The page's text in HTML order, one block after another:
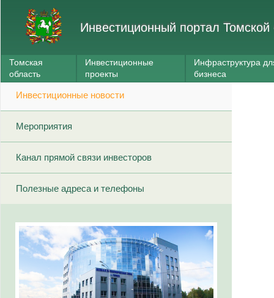
Инвестиционный портал Томской
Томская
область
Инвестиционные
проекты
Инфраструктура
бизнеса
Инвестиционные новости
Мероприятия
Канал прямой связи инвесторов
Полезные адреса и телефоны